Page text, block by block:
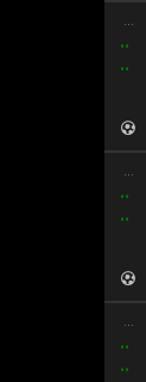
...
..
..
...
..
..
...
..
..